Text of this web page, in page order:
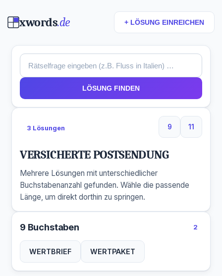
xwords.de + LÖSUNG EINREICHEN
LÖSUNG FINDEN
3 Lösungen 9
9 Buchstaben
11
11
VERSICHERTE POSTSENDUNG
Mehrere Lösungen mit unterschiedlicher
Buchstabenanzahl gefunden. Wähle die passende
Länge, um direkt dorthin zu springen.
9 Buchstaben 2
WERTBRIEF WERTPAKET